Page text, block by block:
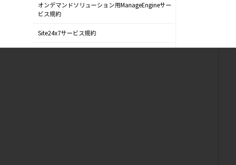
オンデマンドソリューション用ManageEngineサー
ビス規約
Site24x7サービス規約